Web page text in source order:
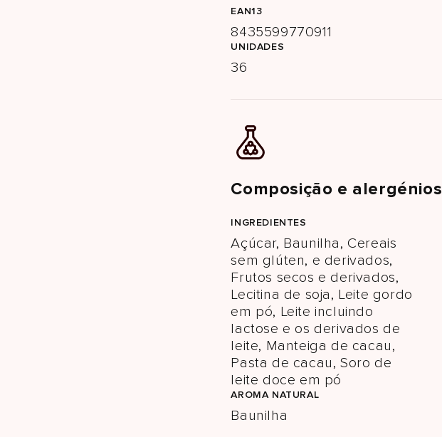
EAN13
8435599770911
UNIDADES
36
Composição e alergénios
INGREDIENTES
Açúcar, Baunilha, Cereais
sem glúten, e derivados,
Frutos secos e derivados,
Lecitina de soja, Leite gordo
em pó, Leite incluindo
lactose e os derivados de
leite, Manteiga de cacau,
Pasta de cacau, Soro de
leite doce em pó
AROMA NATURAL
Baunilha